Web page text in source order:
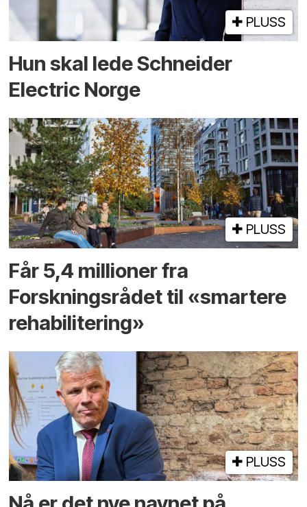
PLUSS
Hun skal lede Schneider
Electric Norge
PLUSS
Får 5,4 millioner fra
Forskningsrådet til «smartere
rehabilitering»
PLUSS